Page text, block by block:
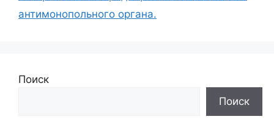
антимонопольного органа.
Поиск
Поиск